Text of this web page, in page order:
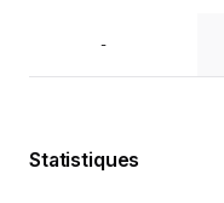
-
Statistiques